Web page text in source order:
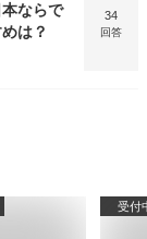
ならで
は？
34
回答
受付